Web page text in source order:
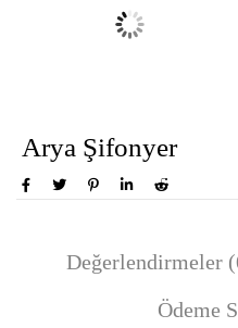
Arya Şifonyer
Değerlendirmeler
Ödeme